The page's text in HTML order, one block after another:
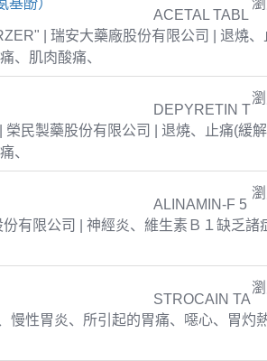
ACETAL TABL
| 瑞安大藥廠股份有限公司 | 退燒
、肌肉酸痛、
DEPYRETIN T
民製藥股份有限公司 | 退燒、止痛(緩
、
ALINAMIN-F 5
有限公司 | 神經炎、維生素Ｂ１缺乏諸
STROCAIN TA
慢性胃炎、所引起的胃痛、噁心、胃灼